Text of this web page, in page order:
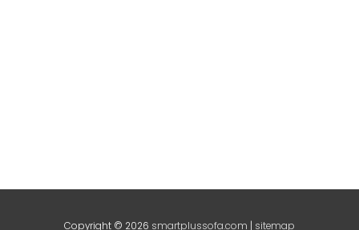
Copyright © 2026 smartplussofa.com sitemap